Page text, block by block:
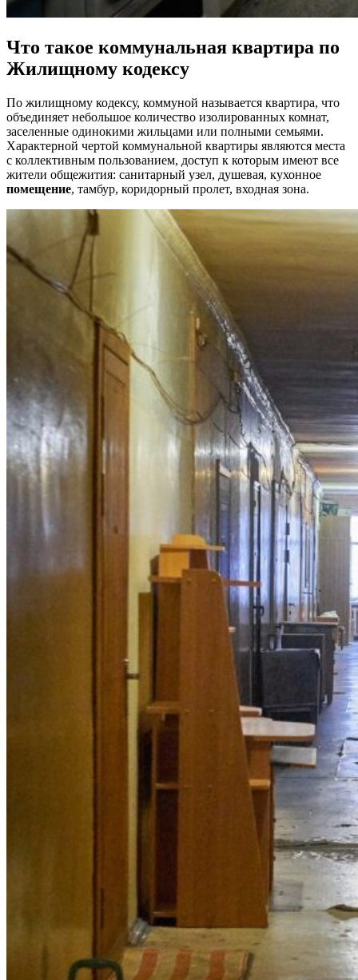
Что такое коммунальная квартира по
Жилищному кодексу
По жилищному кодексу, коммуной называется квартира, что
объединяет небольшое количество изолированных комнат,
заселенные одинокими жильцами или полными семьями.
Характерной чертой коммунальной квартиры являются места
с коллективным пользованием, доступ к которым имеют все
жители общежития: санитарный узел, душевая, кухонное
помещение, тамбур, коридорный пролет, входная зона.